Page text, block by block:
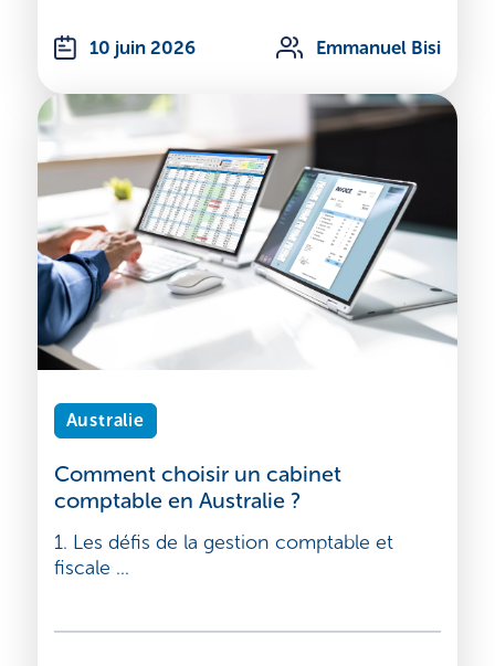
10 juin 2026 Emmanuel Bisi
Australie
Comment choisir un cabinet
comptable en Australie ?
1. Les défis de la gestion comptable et
fiscale ...